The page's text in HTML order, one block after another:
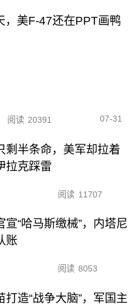
，美F-47还在PPT画鸭
阅读 20391 07-31
剩半条命，美军却拉着
拉克踩雷
阅读 11707
宣“哈马斯缴械”，内塔尼
账
阅读 8053
打造“战争大脑”，军国主